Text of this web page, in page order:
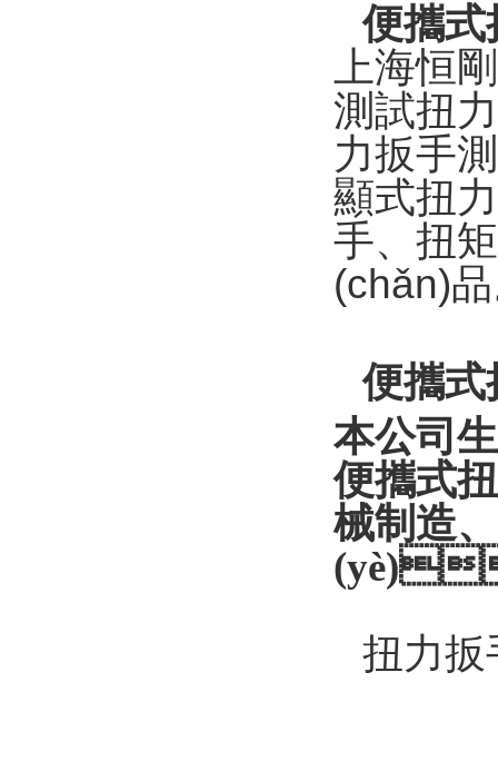
便攜式
上海恒
測試扭
力扳手
顯式扭
手、
(chǎn)
便攜式
本公司
便攜式
械制造
扭力扳